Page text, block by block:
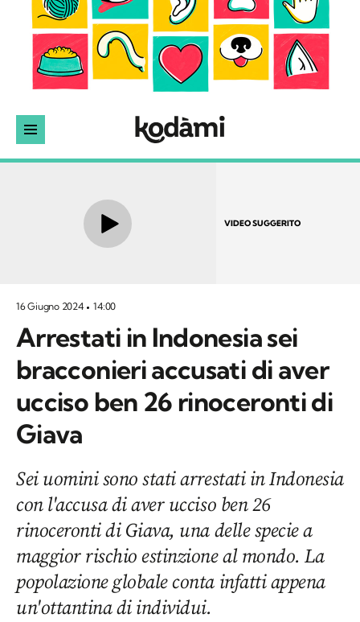
VIDEO SUGGERITO
16 Giugno 2024 14:00
Arrestati in Indonesia sei
bracconieri accusati di aver
ucciso ben 26 rinoceronti di
Giava
Sei uomini sono stati arrestati in Indonesia
con l'accusa di aver ucciso ben 26
rinoceronti di Giava, una delle specie a
maggior rischio estinzione al mondo. La
popolazione globale conta infatti appena
un'ottantina di individui.